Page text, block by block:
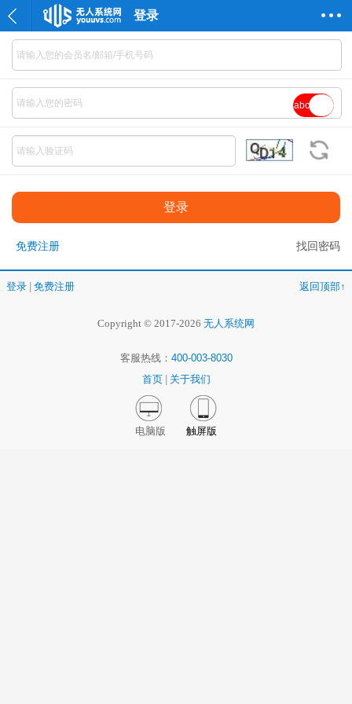
登录
abc
免费注册 找回密码
登录 免费注册 返回顶部↑
Copyright © 2017-2026 无人系统网
客服热线： 400-003-8030
首页
关于我们
电脑版 触屏版